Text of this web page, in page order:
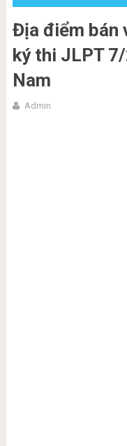
Địa điểm bán
ký thi JLPT
Nam
Admin